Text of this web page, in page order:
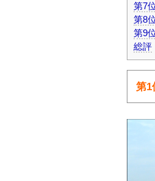
第7
第8
第9
総評
第1